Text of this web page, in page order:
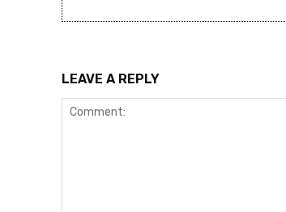
LEAVE A REPLY